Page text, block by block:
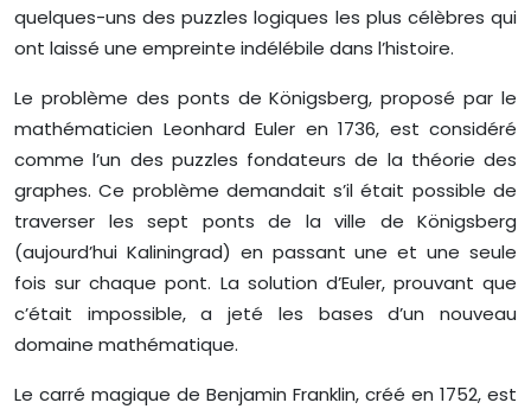
quelques-uns des puzzles logiques les plus célèbres qui
ont laissé une empreinte indélébile dans l’histoire.
Le problème des ponts de Königsberg, proposé par le
mathématicien Leonhard Euler en 1736, est considéré
comme l’un des puzzles fondateurs de la théorie des
graphes. Ce problème demandait s’il était possible de
traverser les sept ponts de la ville de Königsberg
(aujourd’hui Kaliningrad) en passant une et une seule
fois sur chaque pont. La solution d’Euler, prouvant que
c’était impossible, a jeté les bases d’un nouveau
domaine mathématique.
Le carré magique de Benjamin Franklin, créé en 1752, est